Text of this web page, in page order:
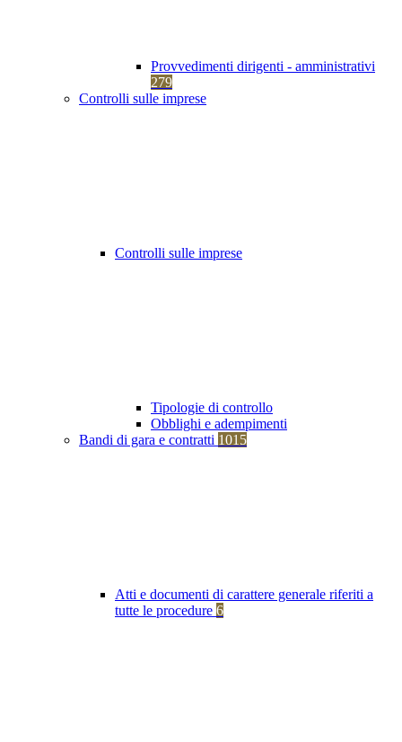
Provvedimenti dirigenti - amministrativi
279
Controlli sulle imprese
Controlli sulle imprese
Tipologie di controllo
Obblighi e adempimenti
Bandi di gara e contratti 1015
Atti e documenti di carattere generale riferiti a
tutte le procedure 6